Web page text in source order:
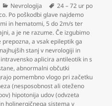
Kategorije
Nevrologija Oznake
24 – 72 ur po
Po poškodbi glave najdemo
in hematomi,5 do 2m/s ter
,a je ne razume. Če izgubimo
prepozna,a vsak epileptik ga
stanj v nevrologiji in
aplicira antileotik in s
,abnormalni občutki
pomembno vlogo pri začetku
(nesposobnost ali oteženo
hipotonija udov (odvzeta
holinergičnega sistema v